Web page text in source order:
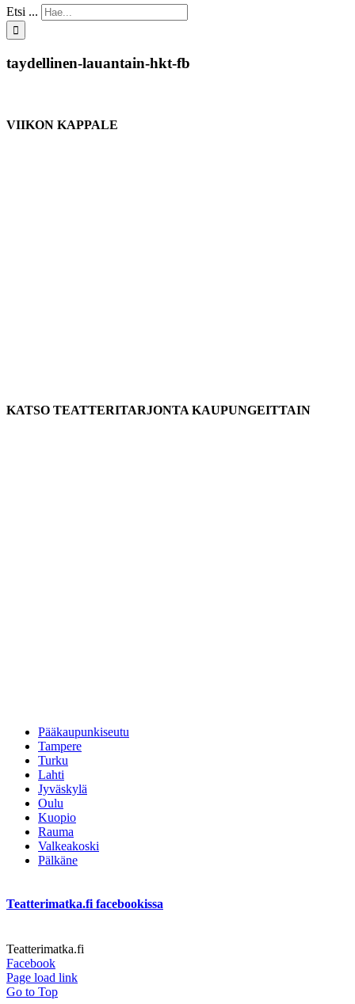
Etsi ...
taydellinen-lauantain-hkt-fb
VIIKON KAPPALE
KATSO TEATTERITARJONTA KAUPUNGEITTAIN
Pääkaupunkiseutu
Tampere
Turku
Lahti
Jyväskylä
Oulu
Kuopio
Rauma
Valkeakoski
Pälkäne
Teatterimatka.fi facebookissa
Teatterimatka.fi
Facebook
Page load link
Go to Top